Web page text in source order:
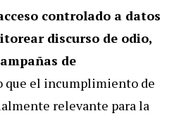
controlado a datos
discurso de odio,
de
que el incumplimiento de
relevante para la